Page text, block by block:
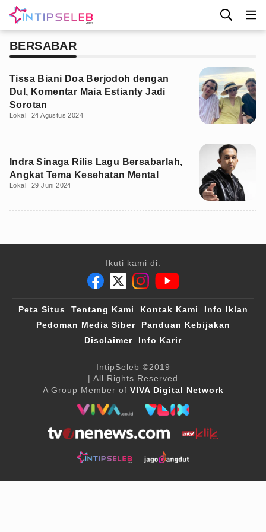
BERSABAR
Tissa Biani Doa Berjodoh dengan
Dul, Komentar Maia Estianty Jadi
Sorotan
Lokal 24 Agustus 2024
Indra Sinaga Rilis Lagu Bersabarlah,
Angkat Tema Kesehatan Mental
Lokal 29 Juni 2024
Ikuti kami di:
Peta Situs Tentang Kami Kontak Kami
Info Iklan
Pedoman Media Siber
Panduan Kebijakan
Disclaimer
Info Karir
IntipSeleb ©2019
| All Rights Reserved
A Group Member of VIVA Digital Network